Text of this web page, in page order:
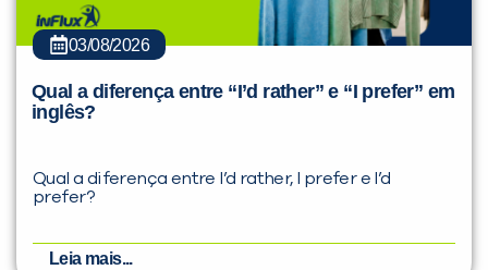
03/08/2026
Qual a diferença entre “I’d rather” e “I prefer” em
inglês?
Qual a diferença entre I’d rather, I prefer e I’d
prefer?
Leia mais...